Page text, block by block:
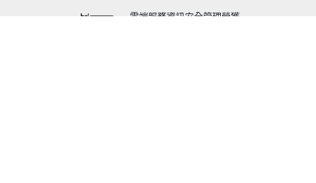
雲端服務資訊安全管理榮獲